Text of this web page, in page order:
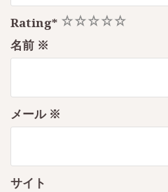
Rating* 5
4
3
2
1
名前 ※
メール ※
サイト